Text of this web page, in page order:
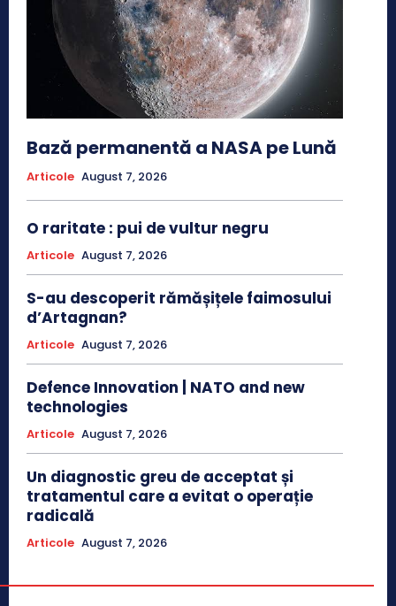
Bază permanentă a NASA pe Lună
Articole August 7, 2026
O raritate : pui de vultur negru
Articole August 7, 2026
S-au descoperit rămășițele faimosului
d’Artagnan?
Articole August 7, 2026
Defence Innovation | NATO and new
technologies
Articole August 7, 2026
Un diagnostic greu de acceptat și
tratamentul care a evitat o operație
radicală
Articole August 7, 2026